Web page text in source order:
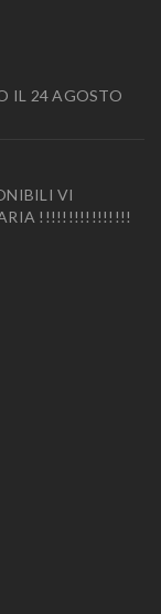
IL 24 AGOSTO
VI
!!!!!!!!!!!!!!!!